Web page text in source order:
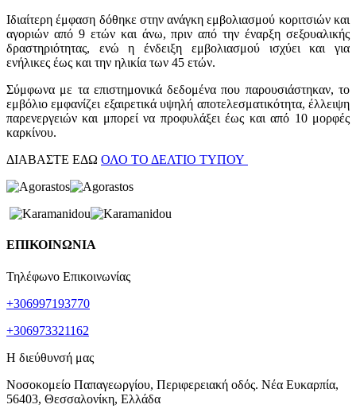
Ιδιαίτερη έμφαση δόθηκε στην ανάγκη εμβολιασμού κοριτσιών και
αγοριών από 9 ετών και άνω, πριν από την έναρξη σεξουαλικής
δραστηριότητας, ενώ η ένδειξη εμβολιασμού ισχύει και για
ενήλικες έως και την ηλικία των 45 ετών.
Σύμφωνα με τα επιστημονικά δεδομένα που παρουσιάστηκαν, το
εμβόλιο εμφανίζει εξαιρετικά υψηλή αποτελεσματικότητα, έλλειψη
παρενεργειών και μπορεί να προφυλάξει έως και από 10 μορφές
καρκίνου.
ΔΙΑΒΑΣΤΕ ΕΔΩ ΟΛΟ ΤΟ ΔΕΛΤΙΟ ΤΥΠΟΥ
ΕΠΙΚΟΙΝΩΝΙΑ
Τηλέφωνο Επικοινωνίας
+306997193770
+306973321162
Η διεύθυνσή μας
Νοσοκομείο Παπαγεωργίου, Περιφερειακή οδός. Νέα Ευκαρπία,
56403, Θεσσαλονίκη, Ελλάδα